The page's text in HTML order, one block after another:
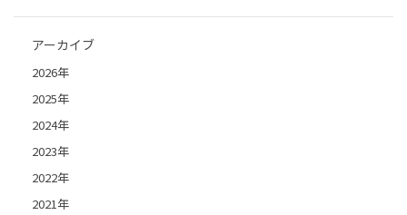
アーカイブ
2026年
2025年
2024年
2023年
2022年
2021年